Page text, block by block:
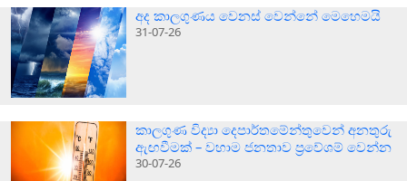
අද කාලගුණය වෙනස් වෙන්නේ මෙහෙමයි
31-07-26
කාලගුණ විද්‍යා දෙපාර්තමේන්තුවෙන් අනතුරු
ඇඟවීමක් – වහාම ජනතාව ප්‍රවේශම් වෙන්න
30-07-26